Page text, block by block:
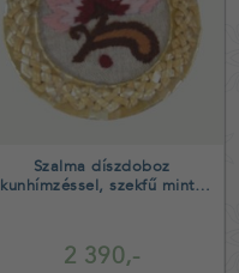
2 390,-
Szalma díszdoboz
kunhímzéssel, szekfű minta